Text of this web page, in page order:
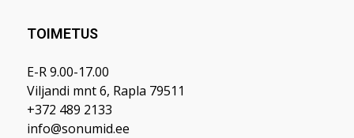
TOIMETUS
E-R 9.00-17.00
Viljandi mnt 6, Rapla 79511
+372 489 2133
info@sonumid.ee